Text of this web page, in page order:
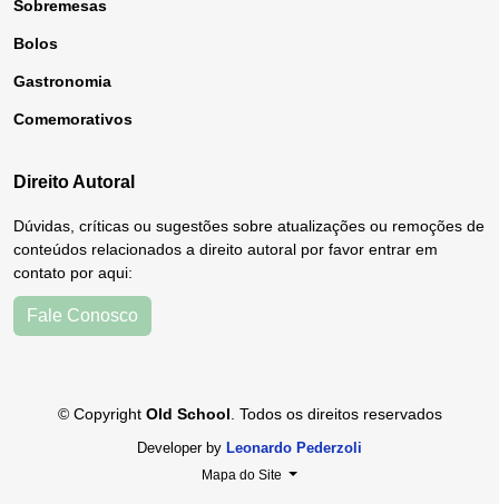
Sobremesas
Bolos
Gastronomia
Comemorativos
Direito Autoral
Dúvidas, críticas ou sugestões sobre atualizações ou remoções de
conteúdos relacionados a direito autoral por favor entrar em
contato por aqui:
Fale Conosco
© Copyright Old School . Todos os direitos reservados
Developer by Leonardo Pederzoli
Mapa do Site